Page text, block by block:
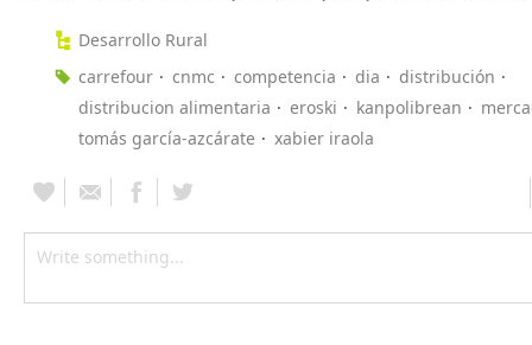
Desarrollo Rural
carrefour
cnmc competencia dia
distribución
distribucion alimentaria
eroski kanpolibrean
tomás garcía-azcárate
xabier iraola